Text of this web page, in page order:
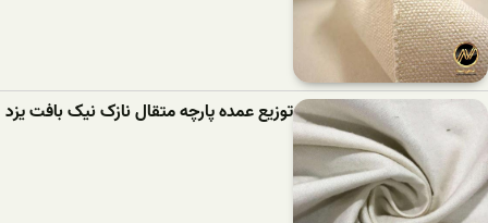
توزیع عمده پارچه متقال نازک نیک بافت یزد